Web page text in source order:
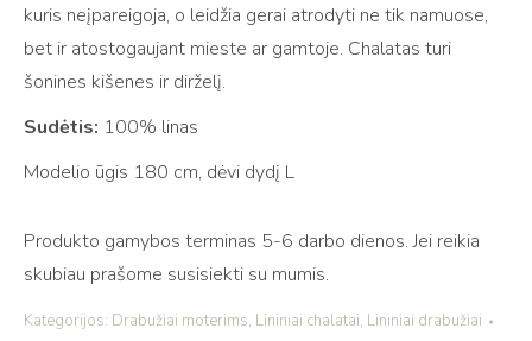
RYTAS
medium
blue
kuris neįpareigoja, o leidžia gerai atrodyti ne tik namuose,
bet ir atostogaujant mieste ar gamtoje. Chalatas turi
šonines kišenes ir dirželį.
Sudėtis: 100% linas
Modelio ūgis 180 cm, dėvi dydį L
Produkto gamybos terminas 5-6 darbo dienos. Jei reikia
skubiau prašome susisiekti su mumis.
Kategorijos: Drabužiai moterims, Lininiai chalatai, Lininiai drabužiai